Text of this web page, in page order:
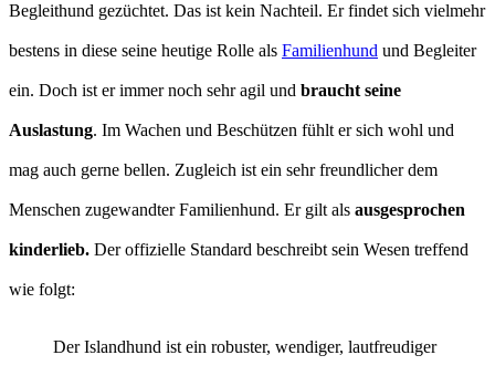
Begleithund gezüchtet. Das ist kein Nachteil. Er findet sich vielmehr
bestens in diese seine heutige Rolle als Familienhund und Begleiter
ein. Doch ist er immer noch sehr agil und braucht seine
Auslastung. Im Wachen und Beschützen fühlt er sich wohl und
mag auch gerne bellen. Zugleich ist ein sehr freundlicher dem
Menschen zugewandter Familienhund. Er gilt als ausgesprochen
kinderlieb. Der offizielle Standard beschreibt sein Wesen treffend
wie folgt:
Der Islandhund ist ein robuster, wendiger, lautfreudiger